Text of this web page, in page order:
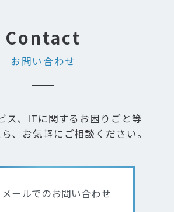
お問い合わせ
ス、ITに関するお困りごと等
、お気軽にご相談ください。
メールでのお問い合わせ